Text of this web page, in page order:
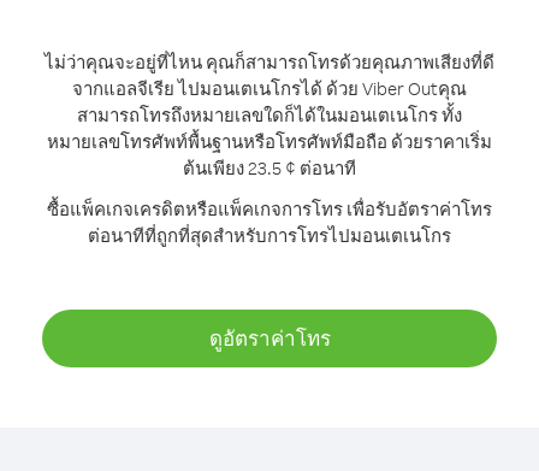
ไม่ว่าคุณจะอยู่ที่ไหน คุณก็สามารถโทรด้วยคุณภาพเสียงที่ดี
จากแอลจีเรีย ไปมอนเตเนโกรได้ ด้วย Viber Outคุณ
สามารถโทรถึงหมายเลขใดก็ได้ในมอนเตเนโกร ทั้ง
หมายเลขโทรศัพท์พื้นฐานหรือโทรศัพท์มือถือ ด้วยราคาเริ่ม
ต้นเพียง 23.5 ¢ ต่อนาที
ซื้อแพ็คเกจเครดิตหรือแพ็คเกจการโทร เพื่อรับอัตราค่าโทร
ต่อนาทีที่ถูกที่สุดสำหรับการโทรไปมอนเตเนโกร
ดูอัตราค่าโทร